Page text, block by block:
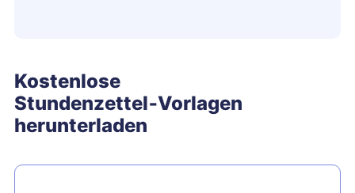
Kostenlose
Stundenzettel‑Vorlagen
herunterladen